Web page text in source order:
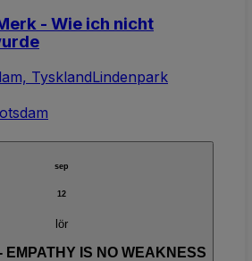
- Wie ich nicht
TysklandLindenpark
sep
12
lör
EMPATHY IS NO WEAKNESS